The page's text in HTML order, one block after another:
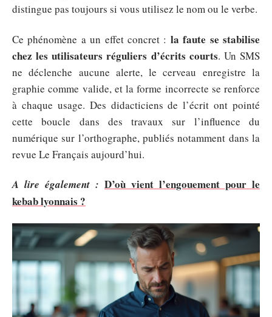
distingue pas toujours si vous utilisez le nom ou le verbe.
Ce phénomène a un effet concret : la faute se stabilise
chez les utilisateurs réguliers d’écrits courts. Un SMS
ne déclenche aucune alerte, le cerveau enregistre la
graphie comme valide, et la forme incorrecte se renforce
à chaque usage. Des didacticiens de l’écrit ont pointé
cette boucle dans des travaux sur l’influence du
numérique sur l’orthographe, publiés notamment dans la
revue Le Français aujourd’hui.
A lire également : D’où vient l’engouement pour le
kebab lyonnais ?